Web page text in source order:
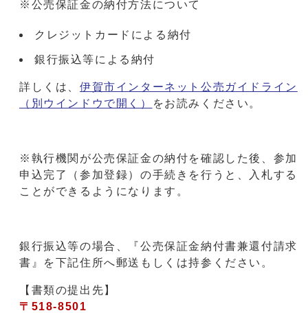
※公売保証金の納付方法について
クレジットカードによる納付
銀行振込等による納付
詳しくは、 伊賀市インターネット公売ガイドライン
（別ウインドウで開く）
をお読みください。
※執行機関が公売保証金の納付を確認した後、参加
申込完了（参加登録）の手続きを行うと、入札する
ことができるようになります。
銀行振込等の場合、『公売保証金納付書兼還付請求
書』を下記住所へ郵送もしくは持参ください。
【書類の提出先】
〒518-8501